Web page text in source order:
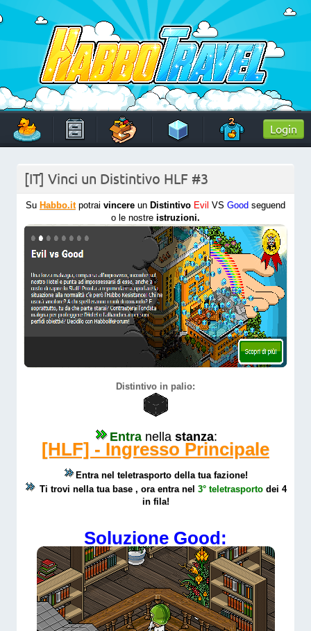
Skip
to
content
HabboTravel
Un viaggio di pixel!
Login
[IT] Vinci un Distintivo HLF #3
Su Habbo.it potrai vincere un Distintivo Evil VS Good seguend
o le nostre istruzioni.
Distintivo in palio:
Entranella stanza:
[HLF] - Ingresso Principale
Entra nel teletrasporto della tua fazione!
Ti trovi nella tua base , ora entra nel 3° teletrasporto dei 4
in fila!
Soluzione Good: